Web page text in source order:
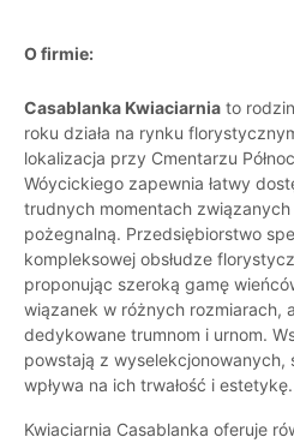
O firmie:
Casablanka Kwiaciarnia to
roku działa na rynku
lokalizacja przy Cmentarzu
Wóycickiego zapewnia łatwy
trudnych momentach związanych
pożegnalną. Przedsiębiorstwo
kompleksowej obsłudze
proponując szeroką gamę
wiązanek w różnych rozmiarach,
dedykowane trumnom i urnom.
powstają z wyselekcjonowanych,
wpływa na ich trwałość i estetykę.
Kwiaciarnia Casablanka oferuje